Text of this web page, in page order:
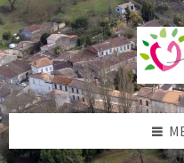
Skip
to
content
Skip
to
left
sidebar
Skip
to
right
sidebar
Skip
to
footer